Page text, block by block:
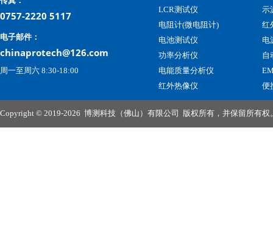
0757-2220 5117
电子邮件：
chinaprotech@126.com
周一至周六 8:30-18:00
LCR测试仪
电阻计(微电阻计)
电池测试仪
功率分析仪
电能质量分析仪
红外热像仪
示
红
电
自
便
Copyright © 2019-2026 博测科技（佛山）有限公司 版权所有，并保留所有